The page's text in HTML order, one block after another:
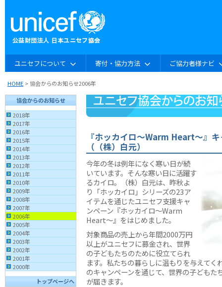
ユニセフについて 寄付・協力方法 ご協力者様ナビ
HOME > 協会からのお知らせ2006年
協会からのお知らせ
2018年
2017年
2016年
2015年
2014年
2013年
2012年
2011年
2010年
2009年
2008年
2007年
2006年
2005年
2004年
2003年
2002年
2001年
2000年
トップページへ
『ホッカイロ〜Warm Heart〜』
（（株）白元）
今年の冬は例年になく寒い日が続
いています。そんな寒い日に活躍す
るカイロ。（株）白元は、昨秋よ
り「ホッカイロ」シリーズの23ア
イテムを通じたユニセフ支援キャ
ンペーン『ホッカイロ〜Warm
Heart〜』をはじめました。
対象商品の売上から年間2000万円
以上がユニセフに募金され、世界
の子どもたちのために役立てられ
ます。私たちの暮らしに温もりを与えてく
のキャンペーンを通じて、世界の子どもた
が届きます。